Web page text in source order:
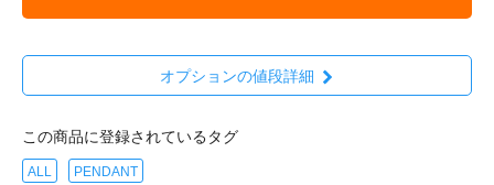
オプションの値段詳細
この商品に登録されているタグ
ALL PENDANT